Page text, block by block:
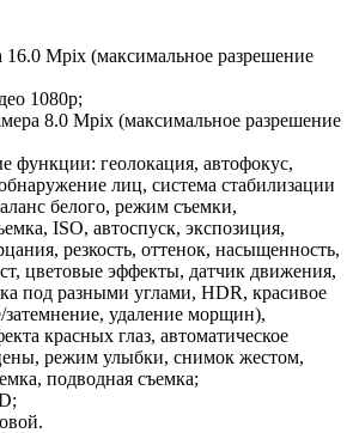
16.0 Mpix (максимальное разрешение
1080p;
8.0 Mpix (максимальное разрешение
функции: геолокация, автофокус,
лиц, система стабилизации
белого, режим съемки,
ISO, автоспуск, экспозиция,
резкость, оттенок, насыщенность,
цветовые эффекты, датчик движения,
под разными углами, HDR, красивое
затемнение, удаление морщин),
красных глаз, автоматическое
режим улыбки, снимок жестом,
подводная съемка;